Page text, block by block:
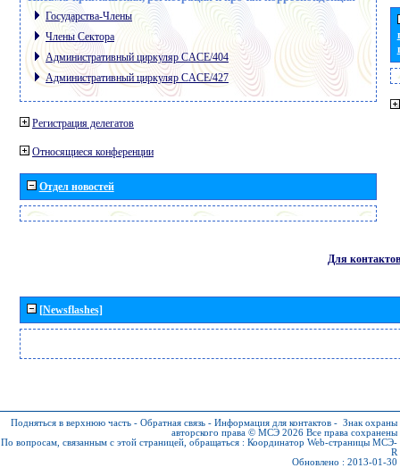
Государства-Члены
Члены Сектора
Административный циркуляр CACE/404
Административный циркуляр CACE/427
Регистрация делегатов
Относящиеся конференции
Отдел новостей
Для контактов
[Newsflashes]
Подняться в верхнюю часть - Обратная связь - Информация для контактов - Знак охраны
авторского права © МСЭ 2026 Все права сохранены
По вопросам, связанным с этой страницей, обращаться : Координатор Web-страницы МСЭ-
R
Обновлено : 2013-01-30